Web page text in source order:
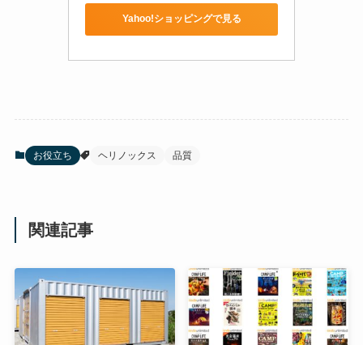
Yahoo!ショッピングで見る
お役立ち ヘリノックス 品質
関連記事